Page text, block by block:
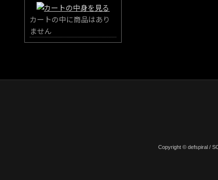
カートの中に商品はあり
ません
Copyright © defspiral /